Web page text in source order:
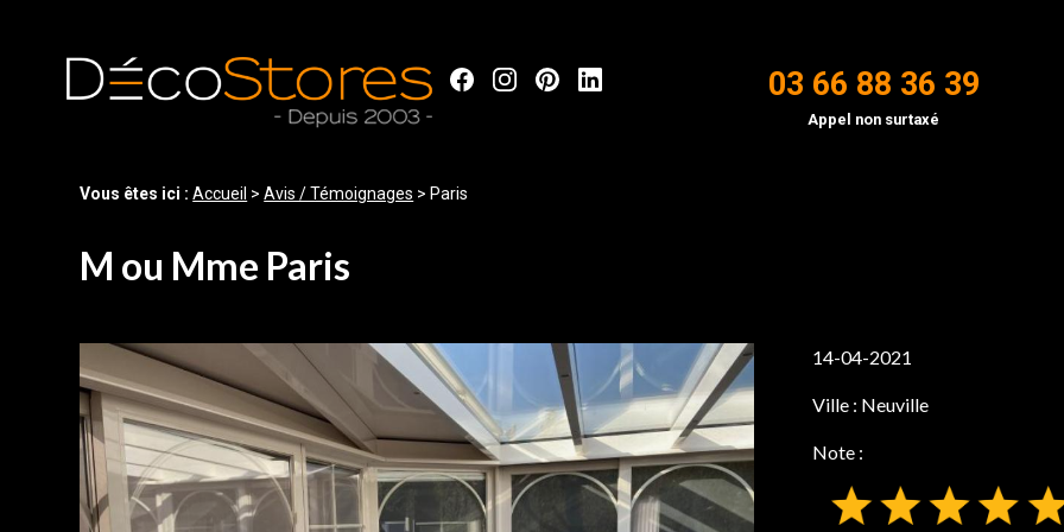
03 66 88 36 39
Appel non surtaxé
Vous êtes ici :Accueil >Avis / Témoignages > Paris
M ou Mme Paris
14-04-2021
Ville : Neuville
Note :